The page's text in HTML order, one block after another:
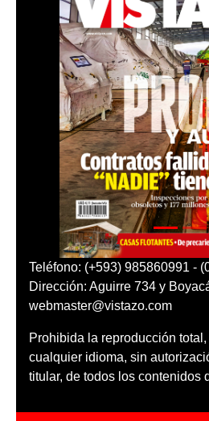
Teléfono: (+593) 985860991 -
Dirección: Aguirre 734 y
webmaster@vistazo.com
Prohibida la reproducción
cualquier idioma, sin
titular, de todos los contenidos